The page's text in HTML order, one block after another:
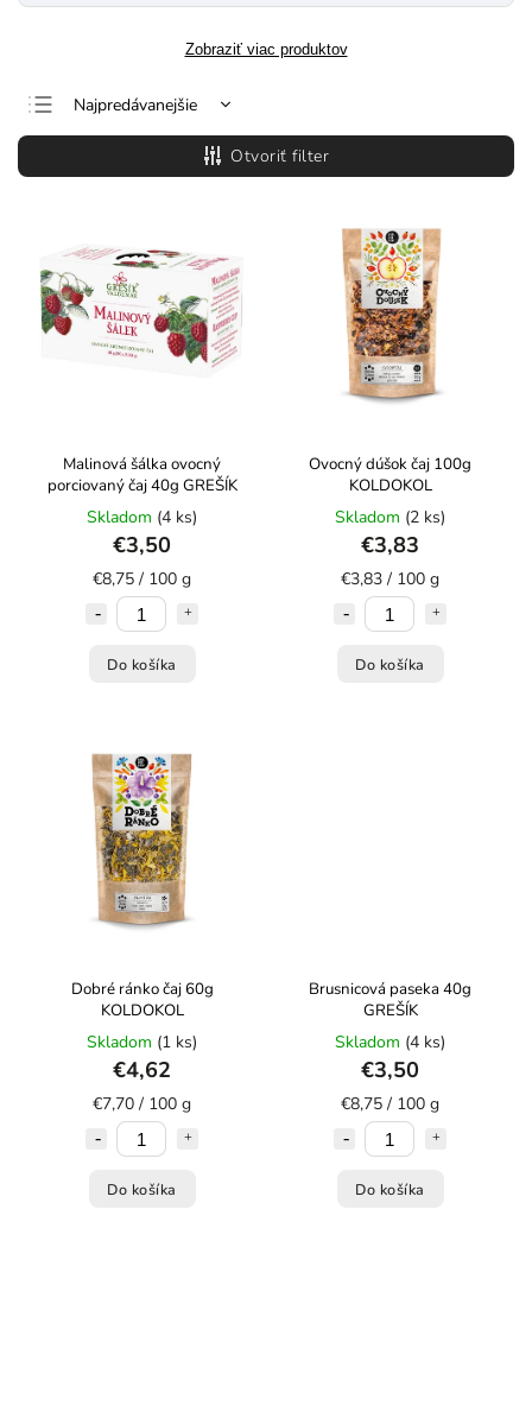
Zobraziť viac produktov
Najpredávanejšie
Najlacnejšie
Najdrahšie
Otvoriť filter
Malinová šálka ovocný
porciovaný čaj 40g GREŠÍK
Skladom (4 ks)
€3,50
€8,75 / 100 g
Do košíka
Ovocný dúšok čaj 100g
KOLDOKOL
Skladom (2 ks)
€3,83
€3,83 / 100 g
Do košíka
Dobré ránko čaj 60g
KOLDOKOL
Skladom (1 ks)
€4,62
€7,70 / 100 g
Do košíka
Brusnicová paseka 40g
GREŠÍK
Skladom (4 ks)
€3,50
€8,75 / 100 g
Do košíka